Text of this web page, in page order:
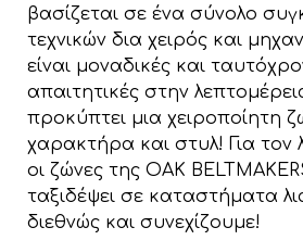
βασίζεται σε ένα σύνολο
τεχνικών δια χειρός και
είναι μοναδικές και
απαιτητικές στην
προκύπτει μια χειροποίητη
χαρακτήρα και στυλ! Για τον
οι ζώνες της OAK
ταξιδέψει σε καταστήματα
διεθνώς και συνεχίζουμε!